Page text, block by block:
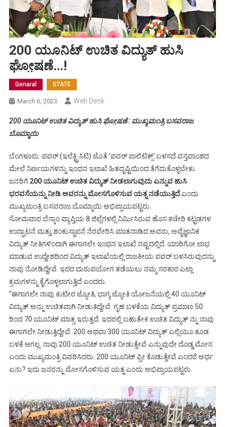
200 ಯೂನಿಟ್‌ ಉಚಿತ ವಿದ್ಯುತ್‌ ಹುಸಿ
ಘೋ಼ಷಣೆ…!
Genaral STATE
March 6, 2023 Web Desk
200 ಯೂನಿಟ್‌ ಉಚಿತ ವಿದ್ಯುತ್‌ ಹುಸಿ ಘೋ಼ಷಣೆ : ಮುಖ್ಯಮಂತ್ರಿ ಬಸವರಾಜ
ಬೊಮ್ಮಾಯಿ
ಬೆಂಗಳೂರು: ಪವರ್‌ (ಇಲೆಕ್ಟ್ರಿಸಿಟಿ) ಜೊತೆ ʼಪವರ್‌ ಪಾಲಿಟಿಕ್ಸ್‌ʼ ಬಳಸದೆ ವಸ್ತವಾಂಶದ
ಮೇಲೆ ನಿರ್ಣಯಗಳನ್ನು ಇಂಧನ ಇಲಾಖೆ ಹಿತದೃಷ್ಟಿಯಿಂದ ತೆಗೆದುಕೊಳ್ಳಬೇಕು.
ಜನರಿಗೆ 200 ಯೂನಿಟ್‌ ಉಚಿತ ವಿದ್ಯುತ್‌ ನೀಡಲಾಗುವುದು ಎನ್ನುವ ಹುಸಿ
ಭರವಸೆಯನ್ನು ನೀಡಿ ಅವರನ್ನು ಮೋಸಗೊಳಿಸುವ ಯತ್ನ ನಡೆಯುತ್ತಿದೆಎಂದು
ಮುಖ್ಯಮಂತ್ರಿ ಬಸವರಾಜ ಬೊಮ್ಮಾಯಿ ಅಭಿಪ್ರಾಯಪಟ್ಟರು.
ಸೋಮವಾರ ಬೆಸ್ಕಾಂ ವ್ಯಾಪ್ತಿಯ 8 ಜಿಲ್ಲೆಗಳಲ್ಲಿ ನಿರ್ಮಿಸಿರುವ ಹೊಸ ಕಚೇರಿ ಕಟ್ಟಡಗಳ
ಉದ್ಘಾಟನೆ ಮತ್ತು ಶಂಕುಸ್ಥಾಪನೆ ನೆರವೇರಿಸಿ ಮಾತನಾಡಿದ ಅವರು, ಅವೈಜ್ಞಾನಿಕ
ವಿದ್ಯುತ್‌ ನೀತಿಗಳಿಂದಾಗಿ ಈಗಾಗಲೇ ಇಂಧನ ಇಲಾಖೆ ನಷ್ಟದಲ್ಲಿದೆ. ಯಾರಿಗೋ ಲಾಭ
ಮಾಡುವ ಉದ್ದೇಶದಿಂದ ವಿದ್ಯುತ್‌ ಇಲಾಖೆಯಲ್ಲಿ ರಾಜಕೀಯ ಪವರ್‌ ಬಳಸಿರುವುದನ್ನು
ನಾವು ನೋಡಿದ್ದೇವೆ. ಇದರ ದುರುಪಯೋಗ ತಡೆಯಲು ನಮ್ಮ ಸರಕಾರ ಎಲ್ಲಾ
ಕ್ರಮಗಳನ್ನು ಕೈಗೊಳ್ಳಲಾಗುತ್ತಿದೆ ಎಂದರು.
“ಈಗಾಗಲೇ ನಾವು ಕುಟೀರ ಜ್ಯೋತಿ, ಭಾಗ್ಯ ಜ್ಯೋತಿ ಯೋಜನೆಯಲ್ಲಿ 40 ಯೂನಿಟ್‌
ವಿದ್ಯುತ್‌ ಅನ್ನು ಉಚಿತವಾಗಿ ನೀಡುತಿದ್ದೇವೆ. ಗೃಹ ಬಳಕೆಯ ವಿದ್ಯುತ್‌ ಪ್ರಮಾಣ 50
ರಿಂದ 70 ಯೂನಿಟ್‌ ಮಾತ್ರ ಇರುತ್ತದೆ. ಇದರಲ್ಲಿ ಬಹುತೇಕ ಉಚಿತ ವಿದ್ಯುತ್‌ ನ್ನು ನಾವು
ಈಗಾಗಲೇ ನೀಡುತ್ತಿದ್ದೇವೆ. 200 ಅಥವಾ 300 ಯೂನಿಟ್‌ ವಿದ್ಯುತ್‌ ಎಲ್ಲಿಯೂ ಕೂಡ
ಬಳಕೆ ಆಗಲ್ಲ. ನಾವು 200 ಯೂನಿಟ್‌ ಉಚಿತ ನೀಡುತ್ತೇವೆ ಎನ್ನುವುದೇ ದೊಡ್ಡ ಮೋಸ
ಎಂದು ಮುಖ್ಯಮಂತ್ರಿ ವಿವರಿಸಿದರು. 200 ಯೂನಿಟ್‌ ಫ್ರೀ ಕೊಡುತ್ತೇವೆ ಎಂದರೆ ಅರ್ಥ
ಏನು? ಇದು ಜನರನ್ನು ಮೋಸಗೊಳಿಸುವ ಯತ್ನ ಎಂದು ಅಭಿಪ್ರಾಯಪಟ್ಟರು.